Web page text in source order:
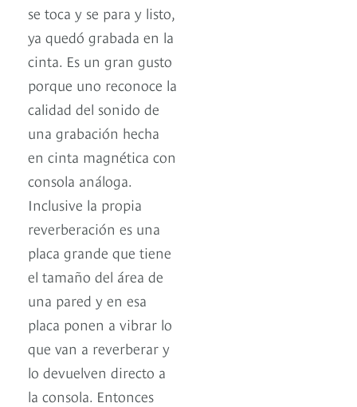
se toca y se para y listo,
ya quedó grabada en la
cinta. Es un gran gusto
porque uno reconoce la
calidad del sonido de
una grabación hecha
en cinta magnética con
consola análoga.
Inclusive la propia
reverberación es una
placa grande que tiene
el tamaño del área de
una pared y en esa
placa ponen a vibrar lo
que van a reverberar y
lo devuelven directo a
la consola. Entonces